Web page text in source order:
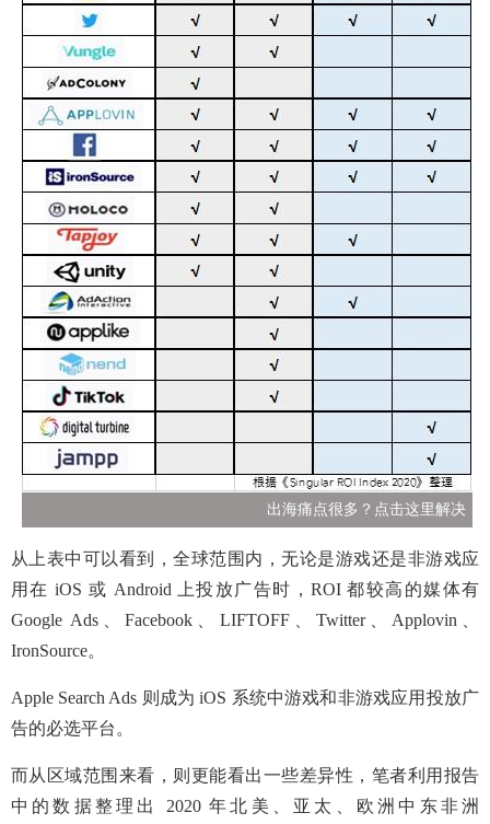
出海痛点很多？点击这里解决
从上表中可以看到，全球范围内，无论是游戏还是非游戏应
用在 iOS 或 Android 上投放广告时，ROI 都较高的媒体有
Google Ads、Facebook、LIFTOFF、Twitter、Applovin、
IronSource。
Apple Search Ads 则成为 iOS 系统中游戏和非游戏应用投放广
告的必选平台。
而从区域范围来看，则更能看出一些差异性，笔者利用报告
中的数据整理出 2020 年北美、亚太、欧洲中东非洲